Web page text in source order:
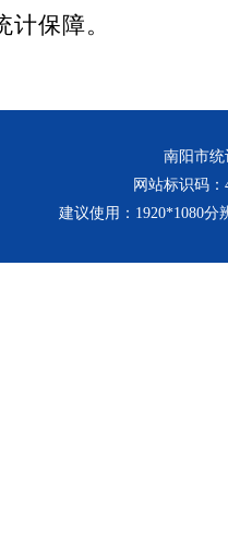
保障。
南阳市统
网站标识码：
建议使用：1920*1080